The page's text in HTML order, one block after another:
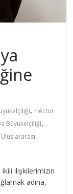
, Héctor
Büyükelçiliği,
Uluslararası
ilişkilerimizin
adına,